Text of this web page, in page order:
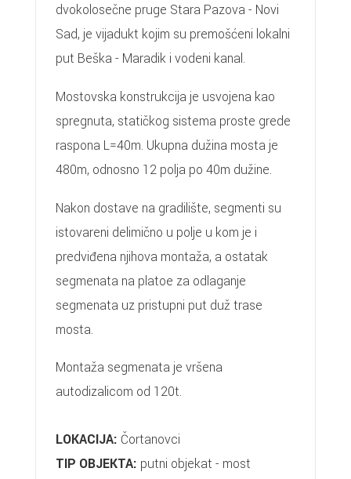
dvokolosečne pruge Stara Pazova - Novi
Sad, je vijadukt kojim su premošćeni lokalni
put Beška - Maradik i vodeni kanal.
Mostovska konstrukcija je usvojena kao
spregnuta, statičkog sistema proste grede
raspona L=40m. Ukupna dužina mosta je
480m, odnosno 12 polja po 40m dužine.
Nakon dostave na gradilište, segmenti su
istovareni delimično u polje u kom je i
predviđena njihova montaža, a ostatak
segmenata na platoe za odlaganje
segmenata uz pristupni put duž trase
mosta.
Montaža segmenata je vršena
autodizalicom od 120t.
LOKACIJA: Čortanovci
TIP OBJEKTA: putni objekat - most